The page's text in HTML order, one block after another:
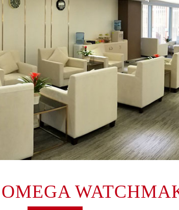
预约）
（需提前预约）
室（需提前预约）
约）
提前预约）
层09室（需提前预约）
（需提前预约）
室（需提前预约）
室（需提前预约）
10室（需提前预约）
（需提前预约）
室（需提前预约）
写字楼（鄂尔多斯大厦）23层2326室（需提
层2102室（需提前预约）